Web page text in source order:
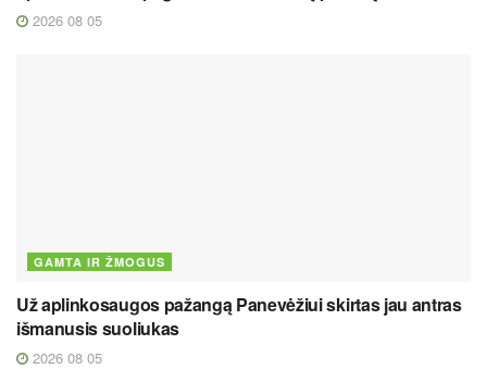
2026 08 05
GAMTA IR ŽMOGUS
Už aplinkosaugos pažangą Panevėžiui skirtas jau antras
išmanusis suoliukas
2026 08 05